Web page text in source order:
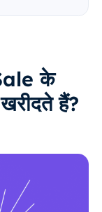
के
हैं?